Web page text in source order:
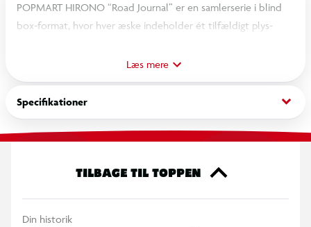
POPMART HIRONO “Road Journal” er en samlerserie i blind
box-format, hvor hver æske indeholder ét tilfældigt plys-
udstilling og kan bruges som taskevedhæng.
OBS! Varen er assorteret, og en bestemt variant kan ikke
garanteres.
Læs mere
Specifikationer keyboard_arrow_down
TILBAGE TIL TOPPEN
Din historik